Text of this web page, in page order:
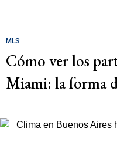
MLS
Cómo ver los
Miami: la forma